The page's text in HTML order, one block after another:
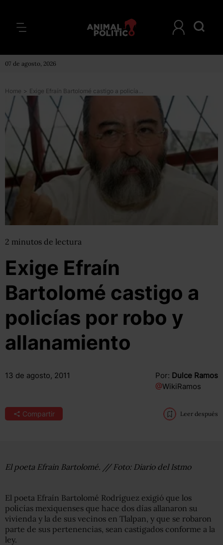
07 de agosto, 2026
Home > Exige Efraín Bartolomé castigo a policías por robo y allanamiento
2 minutos de lectura
Exige Efraín
Bartolomé castigo a
policías por robo y
allanamiento
13 de agosto, 2011 Por: Dulce Ramos
@WikiRamos
Compartir Leer después
El poeta Efrain Bartolomé. // Foto: Diario del Istmo
El poeta Efraín Bartolomé Rodríguez exigió que los
policías mexiquenses que hace dos días allanaron su
vivienda y la de sus vecinos en Tlalpan, y que se robaron
parte de sus pertenencias, sean castigados conforme a la
ley.